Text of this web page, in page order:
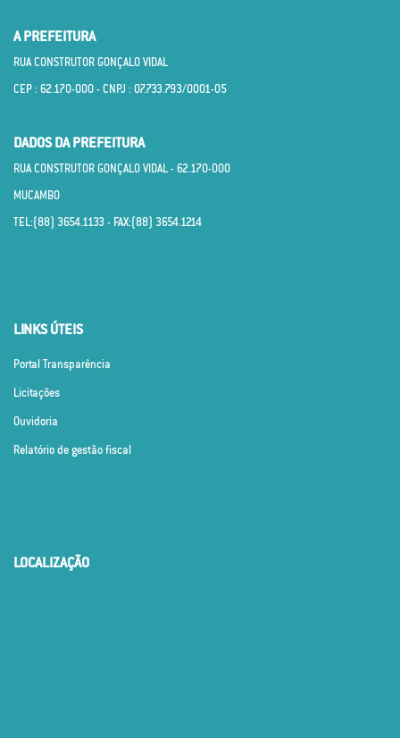
A PREFEITURA
RUA CONSTRUTOR GONÇALO VIDAL
CEP : 62.170­-000 - CNPJ : 07.733.793/0001­-05
DADOS DA PREFEITURA
RUA CONSTRUTOR GONÇALO VIDAL - 62.170­-000
MUCAMBO
TEL:(88) 3654.1133 - FAX:(88) 3654.1214
LINKS ÚTEIS
Portal Transparência
Licitações
Ouvidoria
Relatório de gestão fiscal
LOCALIZAÇÃO